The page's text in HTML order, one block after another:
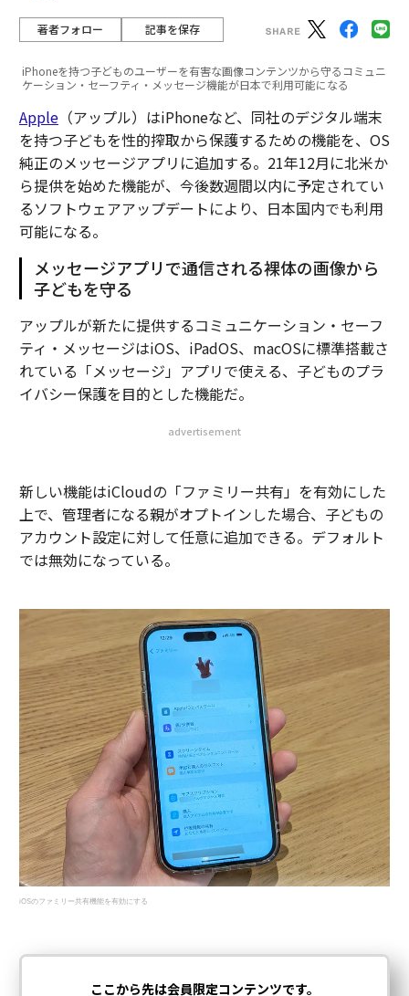
著者フォロー 記事を保存
iPhoneを持つ子どものユーザーを有害な画像コンテンツから守るコミュニ
ケーション・セーフティ・メッセージ機能が日本で利用可能になる
Apple（アップル）はiPhoneなど、同社のデジタル端末
を持つ子どもを性的搾取から保護するための機能を、OS
純正のメッセージアプリに追加する。21年12月に北米か
ら提供を始めた機能が、今後数週間以内に予定されてい
るソフトウェアアップデートにより、日本国内でも利用
可能になる。
メッセージアプリで通信される裸体の画像から
子どもを守る
アップルが新たに提供するコミュニケーション・セーフ
ティ・メッセージはiOS、iPadOS、macOSに標準搭載さ
れている「メッセージ」アプリで使える、子どものプラ
イバシー保護を目的とした機能だ。
advertisement
新しい機能はiCloudの「ファミリー共有」を有効にした
上で、管理者になる親がオプトインした場合、子どもの
アカウント設定に対して任意に追加できる。デフォルト
では無効になっている。
iOSのファミリー共有機能を有効にする